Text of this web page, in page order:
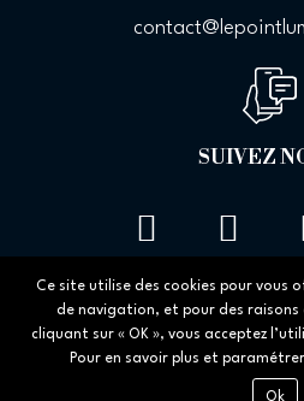
SUIVEZ
Plan du site /Mentions légales et
Ce site utilise des cookies pour vous
de navigation, et pour des raisons
cliquant sur « OK », vous acceptez
Pour en savoir plus et
Ok